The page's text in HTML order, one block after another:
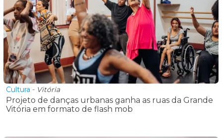
Cultura - Vitória
Projeto de danças urbanas ganha as ruas da Grande
Vitória em formato de flash mob